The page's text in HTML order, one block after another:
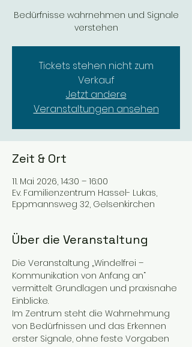
Bedürfnisse wahrnehmen und Signale
verstehen
Tickets stehen nicht zum
Verkauf
Jetzt andere
Veranstaltungen ansehen
Zeit & Ort
11. Mai 2026, 14:30 – 16:00
Ev. Familienzentrum Hassel- Lukas,
Eppmannsweg 32, Gelsenkirchen
Über die Veranstaltung
Die Veranstaltung „Windelfrei –
Kommunikation von Anfang an“
vermittelt Grundlagen und praxisnahe
Einblicke.
Im Zentrum steht die Wahrnehmung
von Bedürfnissen und das Erkennen
erster Signale, ohne feste Vorgaben